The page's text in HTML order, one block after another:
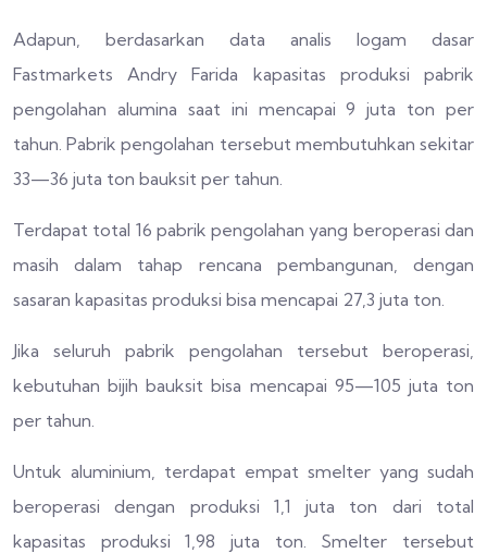
Adapun, berdasarkan data analis logam dasar
Fastmarkets Andry Farida kapasitas produksi pabrik
pengolahan alumina saat ini mencapai 9 juta ton per
tahun. Pabrik pengolahan tersebut membutuhkan sekitar
33—36 juta ton bauksit per tahun.
Terdapat total 16 pabrik pengolahan yang beroperasi dan
masih dalam tahap rencana pembangunan, dengan
sasaran kapasitas produksi bisa mencapai 27,3 juta ton.
Jika seluruh pabrik pengolahan tersebut beroperasi,
kebutuhan bijih bauksit bisa mencapai 95—105 juta ton
per tahun.
Untuk aluminium, terdapat empat smelter yang sudah
beroperasi dengan produksi 1,1 juta ton dari total
kapasitas produksi 1,98 juta ton. Smelter tersebut